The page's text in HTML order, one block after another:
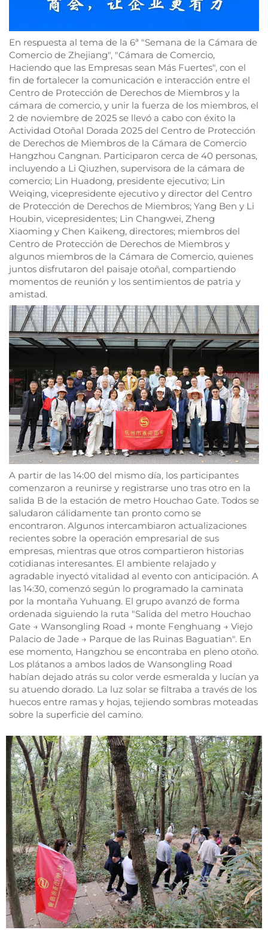
En respuesta al tema de la 6ª "Semana de la Cámara de
Comercio de Zhejiang", "Cámara de Comercio,
Haciendo que las Empresas sean Más Fuertes", con el
fin de fortalecer la comunicación e interacción entre el
Centro de Protección de Derechos de Miembros y la
cámara de comercio, y unir la fuerza de los miembros, el
2 de noviembre de 2025 se llevó a cabo con éxito la
Actividad Otoñal Dorada 2025 del Centro de Protección
de Derechos de Miembros de la Cámara de Comercio
Hangzhou Cangnan. Participaron cerca de 40 personas,
incluyendo a Li Qiuzhen, supervisora de la cámara de
comercio; Lin Huadong, presidente ejecutivo; Lin
Weiqing, vicepresidente ejecutivo y director del Centro
de Protección de Derechos de Miembros; Yang Ben y Li
Houbin, vicepresidentes; Lin Changwei, Zheng
Xiaoming y Chen Kaikeng, directores; miembros del
Centro de Protección de Derechos de Miembros y
algunos miembros de la Cámara de Comercio, quienes
juntos disfrutaron del paisaje otoñal, compartiendo
momentos de reunión y los sentimientos de patria y
amistad.
A partir de las 14:00 del mismo día, los participantes
comenzaron a reunirse y registrarse uno tras otro en la
salida B de la estación de metro Houchao Gate. Todos se
saludaron cálidamente tan pronto como se
encontraron. Algunos intercambiaron actualizaciones
recientes sobre la operación empresarial de sus
empresas, mientras que otros compartieron historias
cotidianas interesantes. El ambiente relajado y
agradable inyectó vitalidad al evento con anticipación. A
las 14:30, comenzó según lo programado la caminata
por la montaña Yuhuang. El grupo avanzó de forma
ordenada siguiendo la ruta "Salida del metro Houchao
Gate → Wansongling Road → monte Fenghuang → Viejo
Palacio de Jade → Parque de las Ruinas Baguatian". En
ese momento, Hangzhou se encontraba en pleno otoño.
Los plátanos a ambos lados de Wansongling Road
habían dejado atrás su color verde esmeralda y lucían ya
su atuendo dorado. La luz solar se filtraba a través de los
huecos entre ramas y hojas, tejiendo sombras moteadas
sobre la superficie del camino.